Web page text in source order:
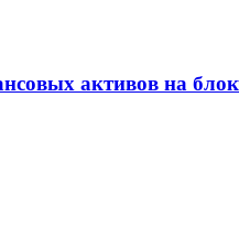
активов на